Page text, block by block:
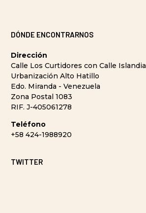
DÓNDE ENCONTRARNOS
Dirección
Calle Los Curtidores con Calle Islandia
Urbanización Alto Hatillo
Edo. Miranda - Venezuela
Zona Postal 1083
RIF. J-405061278
Teléfono
+58 424-1988920
TWITTER